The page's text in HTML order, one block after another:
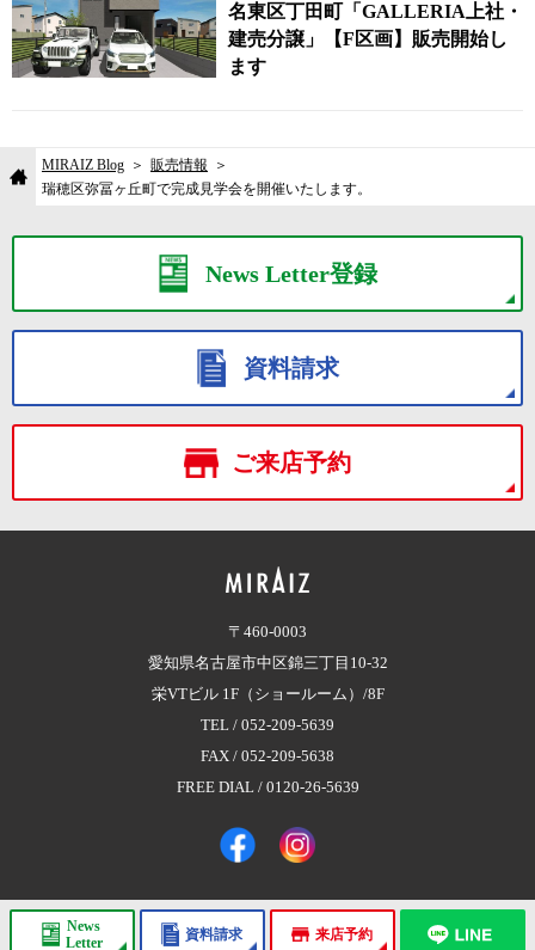
名東区丁田町「GALLERIA上社・
建売分譲」【F区画】販売開始し
ます
MIRAIZ Blog
販売情報
瑞穂区弥冨ヶ丘町で完成見学会を開催いたします。
News Letter登録
資料請求
ご来店予約
News
Letter
資料請求 来店予約
〒460-0003
愛知県名古屋市中区錦三丁目10-32
栄VTビル 1F（ショールーム）/8F
TEL / 052-209-5639
FAX / 052-209-5638
FREE DIAL / 0120-26-5639
Copyright © 2017 株式会社MIRAIZ（ミライズ）All Rights Reserved.